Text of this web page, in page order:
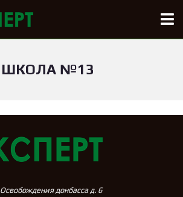
ШКОЛА №13
донбасса д. 6